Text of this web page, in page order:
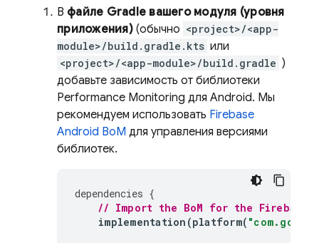
В файле Gradle вашего модуля (уровня
приложения)(обычно <project>/<app-
module>/build.gradle.kts или
<project>/<app-module>/build.gradle )
добавьте зависимость от библиотеки
Performance Monitoring для Android. Мы
рекомендуем использовать Firebase
Android BoM для управления версиями
библиотек.
dependencies {
// Import the BoM for the Firebase
implementation (platform(